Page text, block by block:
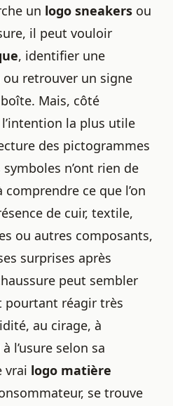
un logo sneakers ou
il peut vouloir
, identifier une
ou retrouver un signe
Mais, côté
la plus utile
des pictogrammes
n’ont rien de
ce que l’on
de cuir, textile,
ou autres composants,
surprises après
peut sembler
pourtant réagir très
au cirage, à
l’usure selon sa
vrai logo matière
se trouve